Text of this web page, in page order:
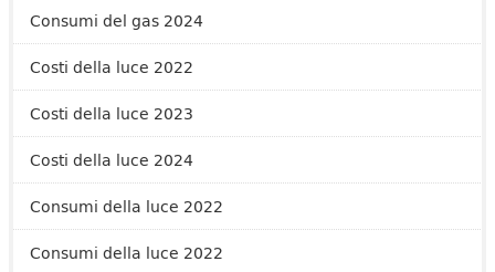
Consumi del gas 2024
Costi della luce 2022
Costi della luce 2023
Costi della luce 2024
Consumi della luce 2022
Consumi della luce 2022